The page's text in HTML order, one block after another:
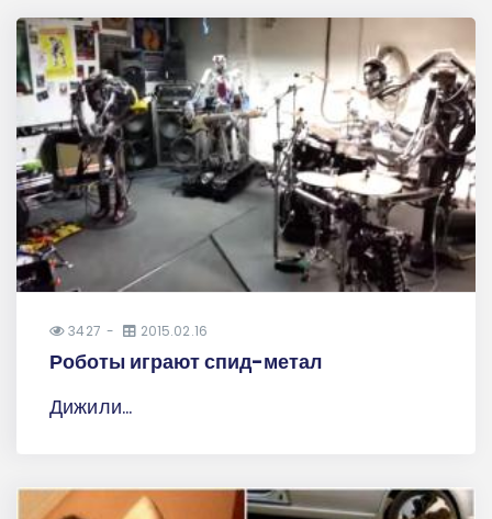
3427 2015.02.16
Роботы играют спид-метал
Дижили...